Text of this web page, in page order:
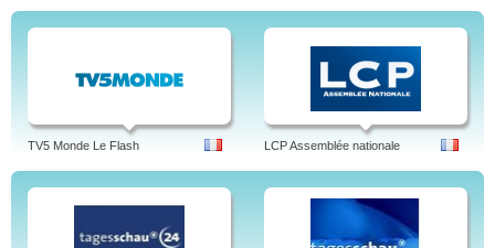
TV5 Monde Le Flash LCP Assemblée nationale